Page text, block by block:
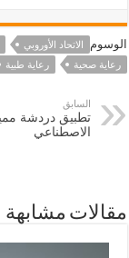
الوسوم الاتحاد الأوروبي
رعاية صحية
رعاية طبية
السابق
تطبيق دردشة
الاصطناعي
مقالات مشابهة